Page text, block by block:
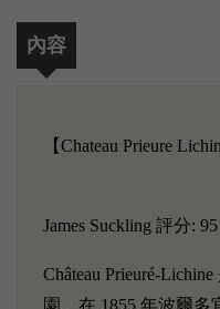
內容
【Chateau Prieure
James Suckling 評分:
Château Prieuré-
園，在 1855 年波爾